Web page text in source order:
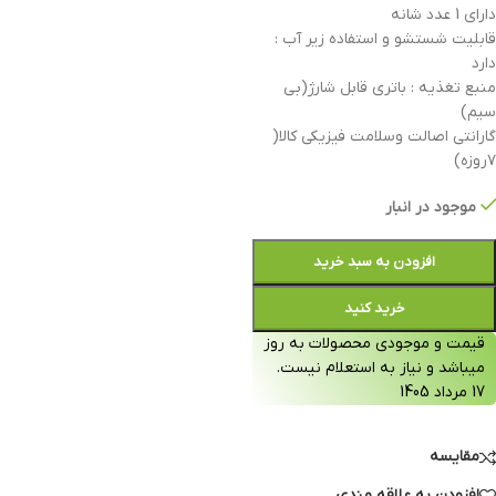
دارای 1 عدد شانه
قابلیت شستشو و استفاده زیر آب :
دارد
منبع تغذیه : باتری قابل شارژ(بی
سیم)
گارانتی اصالت وسلامت فیزیکی کالا(
۷روزه)
موجود در انبار
افزودن به سبد خرید
خرید کنید
قیمت و موجودی محصولات به روز
میباشد و نیاز به استعلام نیست.
17 مرداد 1405
مقایسه